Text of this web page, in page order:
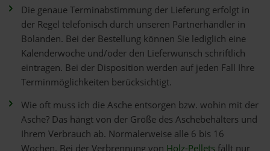
Die genaue Terminabstimmung der Lieferung erfolgt in
der Regel telefonisch durch unseren Partnerhändler in
Bolanden. Bei der Bestellung können Sie lediglich eine
Kalenderwoche und/oder den Lieferwunsch schriftlich
eintragen. Bei der Disposition werden auf jeden Fall Ihre
Terminmöglichkeiten berücksichtigt.
Wie oft muss ich die Asche entsorgen bzw. wohin mit der
Asche? Das hängt von der Größe des Aschebehälters und
Ihrem Verbrauch ab. Normalerweise alle 6 bis 16
Wochen. Bei der Verbrennung von Holz-Pelletsfällt nur